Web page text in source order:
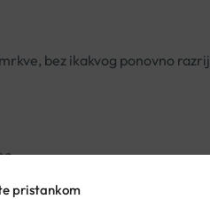
pristankom
bez ikakvog ponovno